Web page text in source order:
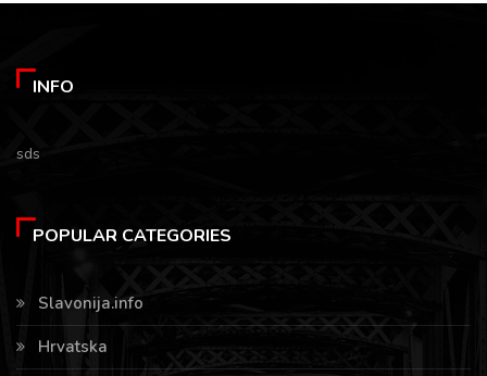
INFO
sds
POPULAR CATEGORIES
Slavonija.info
Hrvatska